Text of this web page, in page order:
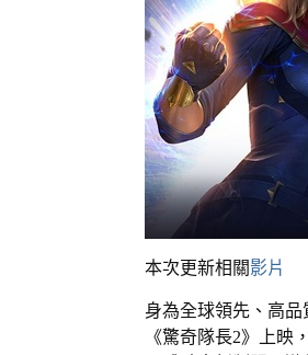
本次更新相關影片
身為全球領先、高品
《驚奇隊長2》上映